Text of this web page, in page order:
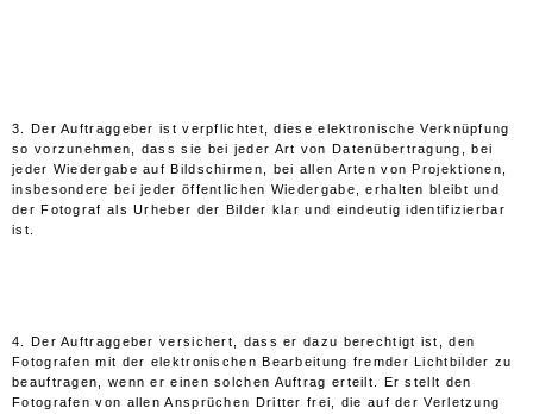
3. Der Auftraggeber ist verpflichtet, diese elektronische Verknüpfung
so vorzunehmen, dass sie bei jeder Art von Datenübertragung, bei
jeder Wiedergabe auf Bildschirmen, bei allen Arten von Projektionen,
insbesondere bei jeder öffentlichen Wiedergabe, erhalten bleibt und
der Fotograf als Urheber der Bilder klar und eindeutig identifizierbar
ist.
4. Der Auftraggeber versichert, dass er dazu berechtigt ist, den
Fotografen mit der elektronischen Bearbeitung fremder Lichtbilder zu
beauftragen, wenn er einen solchen Auftrag erteilt. Er stellt den
Fotografen von allen Ansprüchen Dritter frei, die auf der Verletzung